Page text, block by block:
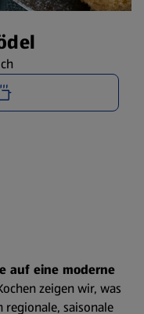
auf eine moderne
zeigen wir, was
saisonale